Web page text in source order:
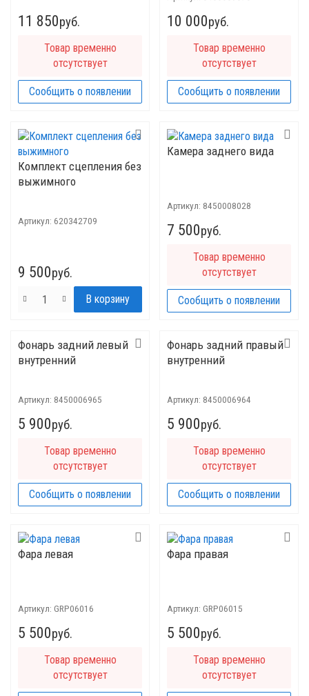
11 850руб.
Товар временно
отсутствует
Сообщить о появлении
10 000руб.
Товар временно
отсутствует
Сообщить о появлении
Комплект сцепления без
выжимного
Артикул: 620342709
9 500руб.
Камера заднего вида
Артикул: 8450008028
7 500руб.
Товар временно
отсутствует
Сообщить о появлении
Фонарь задний левый
внутренний
Артикул: 8450006965
5 900руб.
Товар временно
отсутствует
Сообщить о появлении
Фонарь задний правый
внутренний
Артикул: 8450006964
5 900руб.
Товар временно
отсутствует
Сообщить о появлении
Фара левая
Артикул: GRP06016
5 500руб.
Товар временно
отсутствует
Фара правая
Артикул: GRP06015
5 500руб.
Товар временно
отсутствует